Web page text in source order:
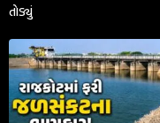
તોડ્યું